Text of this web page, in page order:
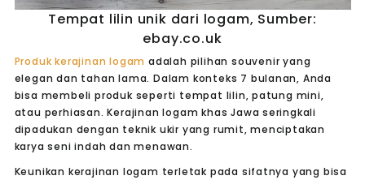
Tempat lilin unik dari logam, Sumber:
ebay.co.uk
Produk kerajinan logam adalah pilihan souvenir yang
elegan dan tahan lama. Dalam konteks 7 bulanan, Anda
bisa membeli produk seperti tempat lilin, patung mini,
atau perhiasan. Kerajinan logam khas Jawa seringkali
dipadukan dengan teknik ukir yang rumit, menciptakan
karya seni indah dan menawan.
Keunikan kerajinan logam terletak pada sifatnya yang bisa